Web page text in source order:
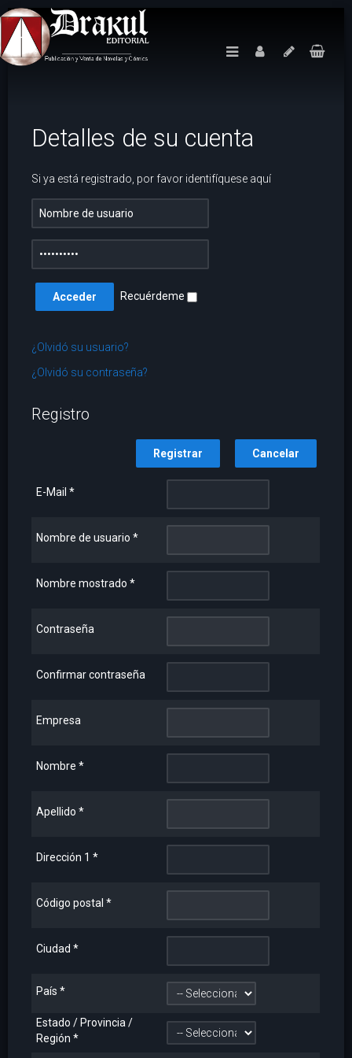
Detalles de su cuenta
Si ya está registrado, por favor identifíquese aquí
Recuérdeme
¿Olvidó su usuario?
¿Olvidó su contraseña?
Registro
Registrar Cancelar
E-Mail *
Nombre de usuario *
Nombre mostrado *
Contraseña
Confirmar contraseña
Empresa
Nombre *
Apellido *
Dirección 1 *
Código postal *
Ciudad *
País *
Estado / Provincia /
Región *